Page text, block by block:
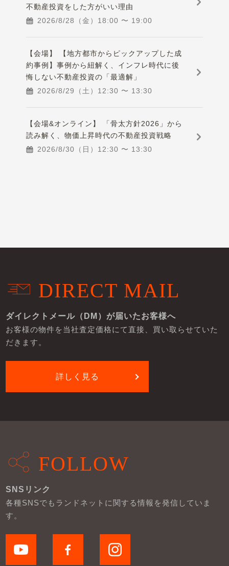
不動産投資をした方がいい理由
2026/8/28（金） 18:00 〜 19:00
【会場】 【地方都市からピックアップした成
約事例】事例から紐解く、インフレ時代に後
悔しない不動産投資の「最適解」
2026/8/29（土） 12:30 〜 13:30
【会場&オンライン】 「骨太方針2026」から
読み解く、物価上昇時代の不動産投資戦略
2026/8/30（日） 12:30 〜 13:30
DIRECT MAIL
ダイレクトメール（DM）が届いたお客様へ
お客様の物件を当社査定価格にて直接、買い取らせていた
だきます。
詳しく見る
FOLLOW
SNSリンク
各種SNSでもランドネットに関する情報を発信していま
す。